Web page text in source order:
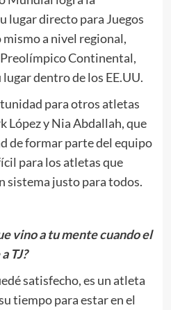
lugar directo para Juegos
mismo a nivel regional,
Continental,
dentro de los EE.UU.
para otros atletas
López y Nia Abdallah, que
de formar parte del equipo
para los atletas que
sistema justo para todos.
vino a tu mente cuando el
TJ?
satisfecho, es un atleta
tiempo para estar en el